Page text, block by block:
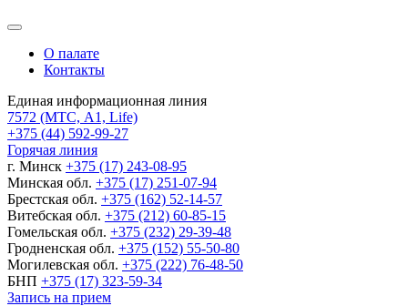
О палате
Контакты
Единая информационная линия
7572 (МТС, A1, Life)
+375 (44) 592-99-27
Горячая линия
г. Минск +375 (17) 243-08-95
Минская обл. +375 (17) 251-07-94
Брестская обл. +375 (162) 52-14-57
Витебская обл. +375 (212) 60-85-15
Гомельская обл. +375 (232) 29-39-48
Гродненская обл. +375 (152) 55-50-80
Могилевская обл. +375 (222) 76-48-50
БНП +375 (17) 323-59-34
Запись на прием